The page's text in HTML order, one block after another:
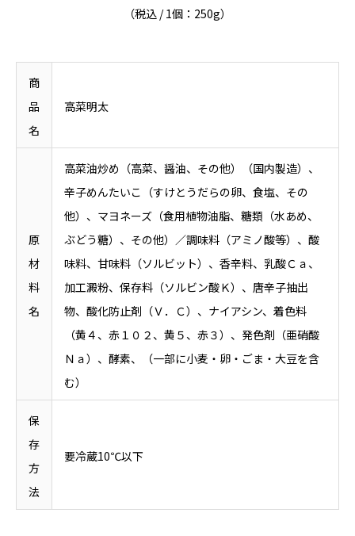
（税込 / 1個：250g）
商
品
名
高菜明太
原
材
料
名
高菜油炒め（高菜、醤油、その他）（国内製造）、
辛子めんたいこ（すけとうだらの卵、食塩、その
他）、マヨネーズ（食用植物油脂、糖類（水あめ、
ぶどう糖）、その他）／調味料（アミノ酸等）、酸
味料、甘味料（ソルビット）、香辛料、乳酸Ｃａ、
加工澱粉、保存料（ソルビン酸Ｋ）、唐辛子抽出
物、酸化防止剤（Ｖ．Ｃ）、ナイアシン、着色料
（黄４、赤１０２、黄５、赤３）、発色剤（亜硝酸
Ｎａ）、酵素、（一部に小麦・卵・ごま・大豆を含
む）
保
存
方
法
要冷蔵10℃以下